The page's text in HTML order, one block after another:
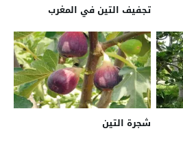
تجفيف التين في المغرب
شجرة التين